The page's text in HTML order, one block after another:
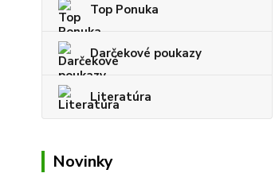
Top Ponuka
Darčekové poukazy
Literatúra
Novinky